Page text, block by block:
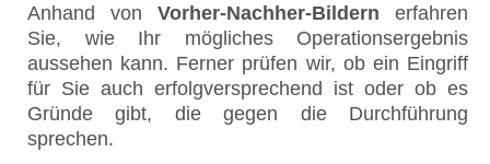
Anhand von Vorher-Nachher-Bildern erfahren
Sie, wie Ihr mögliches Operationsergebnis
aussehen kann. Ferner prüfen wir, ob ein Eingriff
für Sie auch erfolgversprechend ist oder ob es
Gründe gibt, die gegen die Durchführung
sprechen.